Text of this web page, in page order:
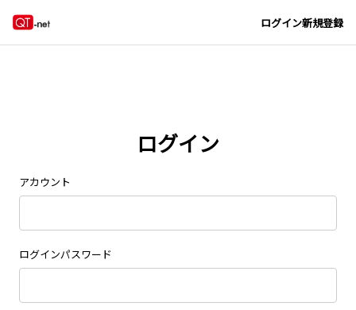
ログイン新規登録
ログイン
アカウント
ログインパスワード